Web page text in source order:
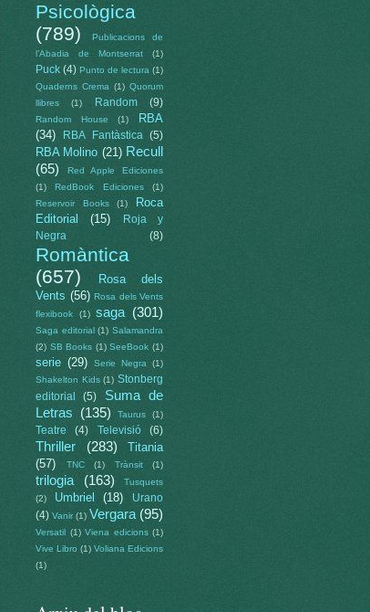
Psicològica
(789)
Publicacions de
l’Abadia de Montserrat
(1)
Puck (4) Punto de lectura (1)
Quaderns Crema (1) Quorum
llibres
(1) Random (9)
Random House (1)
RBA
(34)
RBA Fantàstica (5)
RBA Molino (21) Recull
(65)
Red Apple Ediciones
(1)
RedBook Ediciones
(1)
Reservoir Books
(1)
Roca
Editorial
(15)
Roja y
Negra
(8)
Romàntica
(657)
Rosa dels
Vents (56) Rosa dels Vents
flexibook
(1) saga (301)
Saga editorial (1) Salamandra
(2) SB Books (1) SeeBook (1)
serie (29) Serie Negra
(1)
Shakelton Kids (1) Stonberg
editorial
(5)
Suma de
Letras (135) Taurus (1)
Teatre (4) Televisió (6)
Thriller (283)
Titania
(57)
TNC (1) Trànsit (1)
trilogia (163)
Tusquets
(2)
Umbriel (18)
Urano
(4) Vanir (1) Vergara (95)
Versatil (1) Viena edicions (1)
Vive Libro (1) Voliana Edicions
(1)